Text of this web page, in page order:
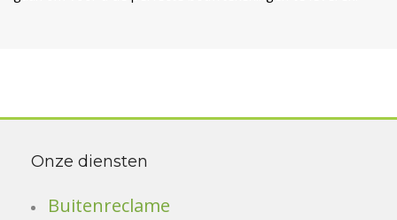
Onze diensten
Buitenreclame